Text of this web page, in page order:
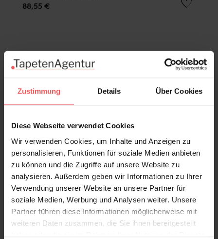
Zustimmung Details Über Cookies
Diese Webseite verwendet Cookies
Wir verwenden Cookies, um Inhalte und Anzeigen zu
personalisieren, Funktionen für soziale Medien anbieten
zu können und die Zugriffe auf unsere Website zu
analysieren. Außerdem geben wir Informationen zu Ihrer
Verwendung unserer Website an unsere Partner für
soziale Medien, Werbung und Analysen weiter. Unsere
Partner führen diese Informationen möglicherweise mit
weiteren Daten zusammen, die Sie ihnen bereitgestellt
haben oder die sie im Rahmen Ihrer Nutzung der Dienste
88,55 €